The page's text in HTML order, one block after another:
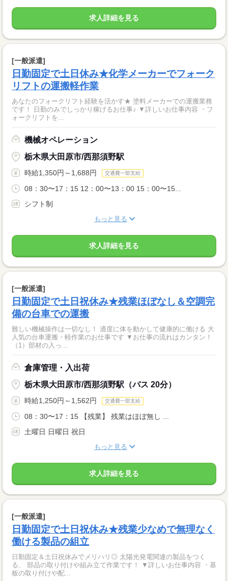
求人詳細を見る
[一般派遣]
日勤固定で土日休み★化学メーカーでフォーク
リフトの運搬軽作業
あなたのフォークリフト経験を活かす★ 塗料メーカーでの運搬業務
です！ 日勤のみでしっかり稼げるお仕事♪ ▼詳しいお仕事内容 ・フ
ォークリフトを...
機械オペレーション
栃木県大田原市/西那須野駅
時給1,350円～1,688円 交通費一部支給
08：30〜17：15 12：00〜13：00 15：00〜15...
シフト制
もっと見る
求人詳細を見る
[一般派遣]
日勤固定で土日祝休み★残業ほぼなし＆空調完
備の台車での運搬
難しい機械操作は一切なし！ 適度に体を動かして健康的に働ける 大
人気の台車運搬・軽作業のお仕事です ▼お仕事の流れはカンタン！
（1）部材の入っ...
倉庫管理・入出荷
栃木県大田原市/西那須野駅（バス 20分）
時給1,250円～1,562円 交通費一部支給
08：30〜17：15 【残業】 残業はほぼ無し ...
土曜日 日曜日 祝日
もっと見る
求人詳細を見る
[一般派遣]
日勤固定で土日祝休み★残業少なめで無理なく
働ける製品の組立
日勤固定＆土日祝休みでメリハリ◎ 太陽光発電関連の製品をつく
る、 部品の取り付けや組み立て作業です！ ▼詳しいお仕事内容 ・基
板の取り付けや配...